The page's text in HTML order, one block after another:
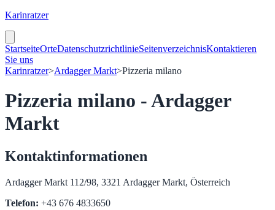
Karinratzer
StartseiteOrteDatenschutzrichtlinieSeitenverzeichnisKontaktieren
Sie uns
Karinratzer>Ardagger Markt>Pizzeria milano
Pizzeria milano - Ardagger
Markt
Kontaktinformationen
Ardagger Markt 112/98, 3321 Ardagger Markt, Österreich
Telefon: +43 676 4833650